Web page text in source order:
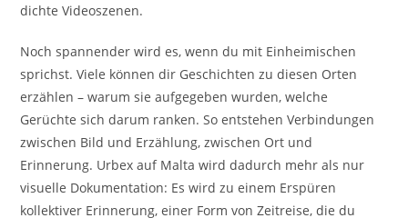
dichte Videoszenen.
Noch spannender wird es, wenn du mit Einheimischen
sprichst. Viele können dir Geschichten zu diesen Orten
erzählen – warum sie aufgegeben wurden, welche
Gerüchte sich darum ranken. So entstehen Verbindungen
zwischen Bild und Erzählung, zwischen Ort und
Erinnerung. Urbex auf Malta wird dadurch mehr als nur
visuelle Dokumentation: Es wird zu einem Erspüren
kollektiver Erinnerung, einer Form von Zeitreise, die du